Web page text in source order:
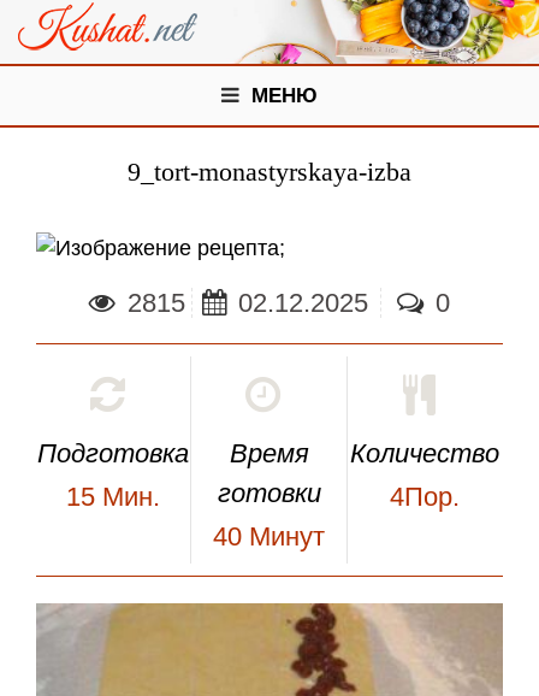
МЕНЮ
9_tort-monastyrskaya-izba
;
2815 02.12.2025 0
Подготовка
15 Мин.
Время
готовки
40 Минут
Количество
4Пор.